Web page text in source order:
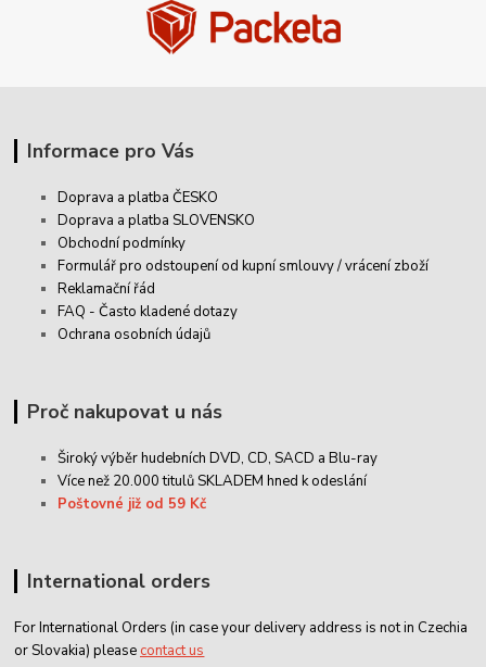
Informace pro Vás
Doprava a platba ČESKO
Doprava a platba SLOVENSKO
Obchodní podmínky
Formulář pro odstoupení od kupní smlouvy / vrácení zboží
Reklamační řád
FAQ - Často kladené dotazy
Ochrana osobních údajů
Proč nakupovat u nás
Široký výběr hudebních DVD, CD,SACD a Blu-ray
Více než 20.000 titulů SKLADEM hned k odeslání
Poštovné již od 59 Kč
International orders
For International Orders (in case your delivery address is not in Czechia
or Slovakia) please contact us